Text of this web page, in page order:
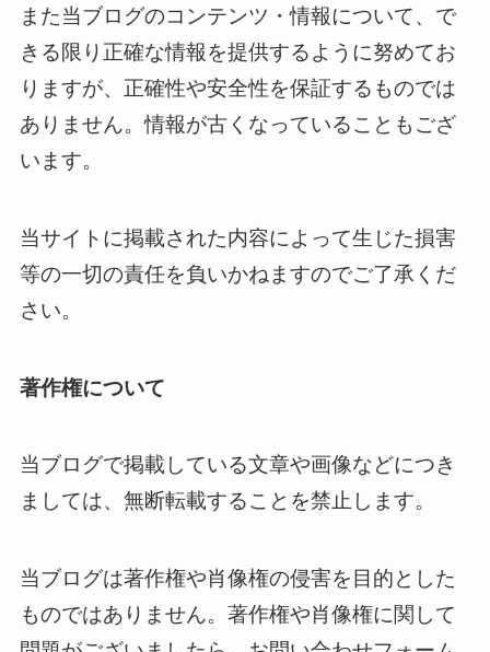
また当ブログのコンテンツ・情報について、で
きる限り正確な情報を提供するように努めてお
りますが、正確性や安全性を保証するものでは
ありません。情報が古くなっていることもござ
います。
当サイトに掲載された内容によって生じた損害
等の一切の責任を負いかねますのでご了承くだ
さい。
著作権について
当ブログで掲載している文章や画像などにつき
ましては、無断転載することを禁止します。
当ブログは著作権や肖像権の侵害を目的とした
ものではありません。著作権や肖像権に関して